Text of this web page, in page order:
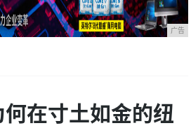
广告
在寸土如金的纽